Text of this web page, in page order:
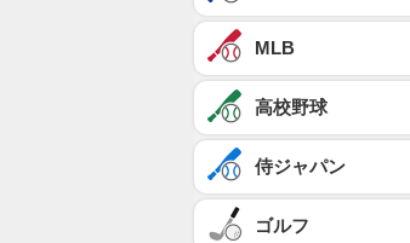
MLB
高校野球
侍ジャパン
ゴルフ